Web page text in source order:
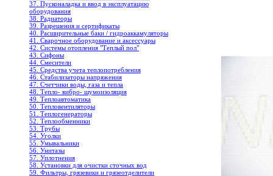
37. Пусконаладка и ввод в эксплуатацию
оборудования
38. Радиаторы
39. Разрешения и сертификаты
40. Расширительные баки / гидроаккамуляторы
41. Сварочное оборудование и аксессуары
42. Системы отопления "Теплый пол"
43. Сифоны
44. Смесители
45. Средства учета теплопотребления
46. Стабилизаторы напряжения
47. Счетчики воды, газа и тепла
48. Тепло- вибро- шумоизоляция
49. Теплоавтоматика
50. Тепловентиляторы
51. Теплогенераторы
52. Теплообменники
53. Трубы
54. Уголки
55. Умывальники
56. Унитазы
57. Уплотнения
58. Установки для очистки сточных вод
59. Фильтры, грязевики и грязеотделители